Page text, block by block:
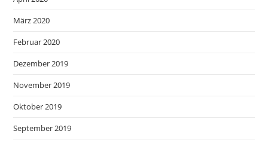
März 2020
Februar 2020
Dezember 2019
November 2019
Oktober 2019
September 2019